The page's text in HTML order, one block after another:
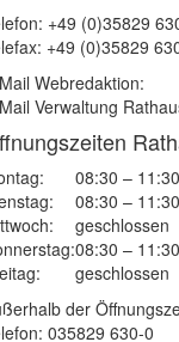
+49 (0)35829
+49 (0)35829
Webredaktion:
Verwaltung
08:30 –
08:30 –
geschlossen
08:30 –
geschlossen
der
035829 630-0